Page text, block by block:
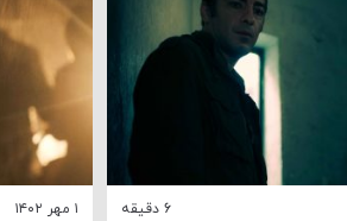
6 دقیقه ۱ مهر ۱۴۰۲